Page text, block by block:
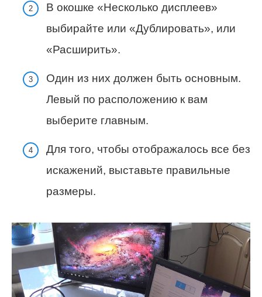
В окошке «Несколько дисплеев»
выбирайте или «Дублировать», или
«Расширить».
Один из них должен быть основным.
Левый по расположению к вам
выберите главным.
Для того, чтобы отображалось все без
искажений, выставьте правильные
размеры.